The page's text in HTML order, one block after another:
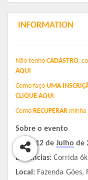
INFORMATION
Não tenho CADASTRO,
AQUI
Como faço UMA
CLIQUE AQUI
Como RECUPERAR minha
Sobre o evento
Data: 12 de Julho de
Distâncias: Corrida
Local: Fazenda Góes,